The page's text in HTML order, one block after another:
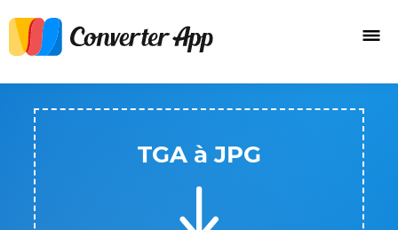
TGA à JPG